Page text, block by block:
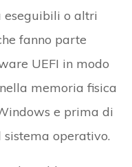
eseguibili o altri
fanno parte
UEFI in modo
memoria fisica
e prima di
operativo.